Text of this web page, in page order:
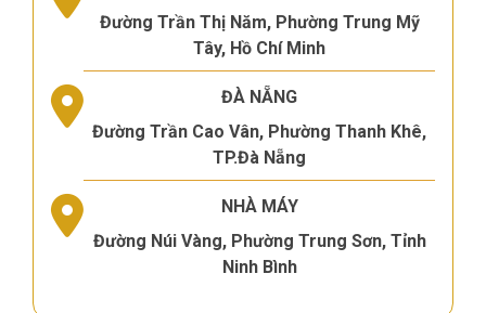
Đường Trần Thị Năm, Phường Trung Mỹ
Tây, Hồ Chí Minh
ĐÀ NẴNG
Đường Trần Cao Vân, Phường Thanh Khê,
TP.Đà Nẵng
NHÀ MÁY
Đường Núi Vàng, Phường Trung Sơn, Tỉnh
Ninh Bình